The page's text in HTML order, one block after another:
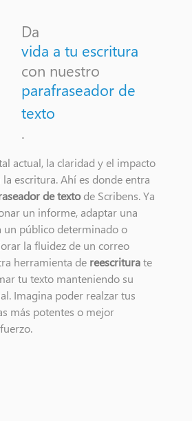
Da
vida a tu escritura
con nuestro
parafraseador de
texto
.
actual, la claridad y el impacto
la escritura. Ahí es donde entra
de textode Scribens. Ya
un informe, adaptar una
un público determinado o
la fluidez de un correo
herramienta de reescriturate
tu texto manteniendo su
Imagina poder realzar tus
más potentes o mejor